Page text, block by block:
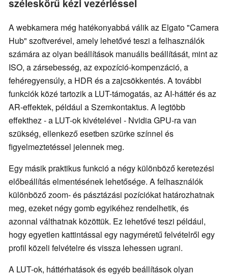
széleskörű kézi vezérléssel
A webkamera még hatékonyabbá válik az Elgato "Camera
Hub" szoftverével, amely lehetővé teszi a felhasználók
számára az olyan beállítások manuális beállítását, mint az
ISO, a zársebesség, az expozíció-kompenzáció, a
fehéregyensúly, a HDR és a zajcsökkentés. A további
funkciók közé tartozik a LUT-támogatás, az AI-háttér és az
AR-effektek, például a Szemkontaktus. A legtöbb
effekthez - a LUT-ok kivételével - Nvidia GPU-ra van
szükség, ellenkező esetben szürke színnel és
figyelmeztetéssel jelennek meg.
Egy másik praktikus funkció a négy különböző keretezési
előbeállítás elmentésének lehetősége. A felhasználók
különböző zoom- és pásztázási pozíciókat határozhatnak
meg, ezeket négy gomb egyikéhez rendelhetik, és
azonnal válthatnak közöttük. Ez lehetővé teszi például,
hogy egyetlen kattintással egy nagyméretű felvételről egy
profil közeli felvételre és vissza lehessen ugrani.
A LUT-ok, háttérhatások és egyéb beállítások olyan